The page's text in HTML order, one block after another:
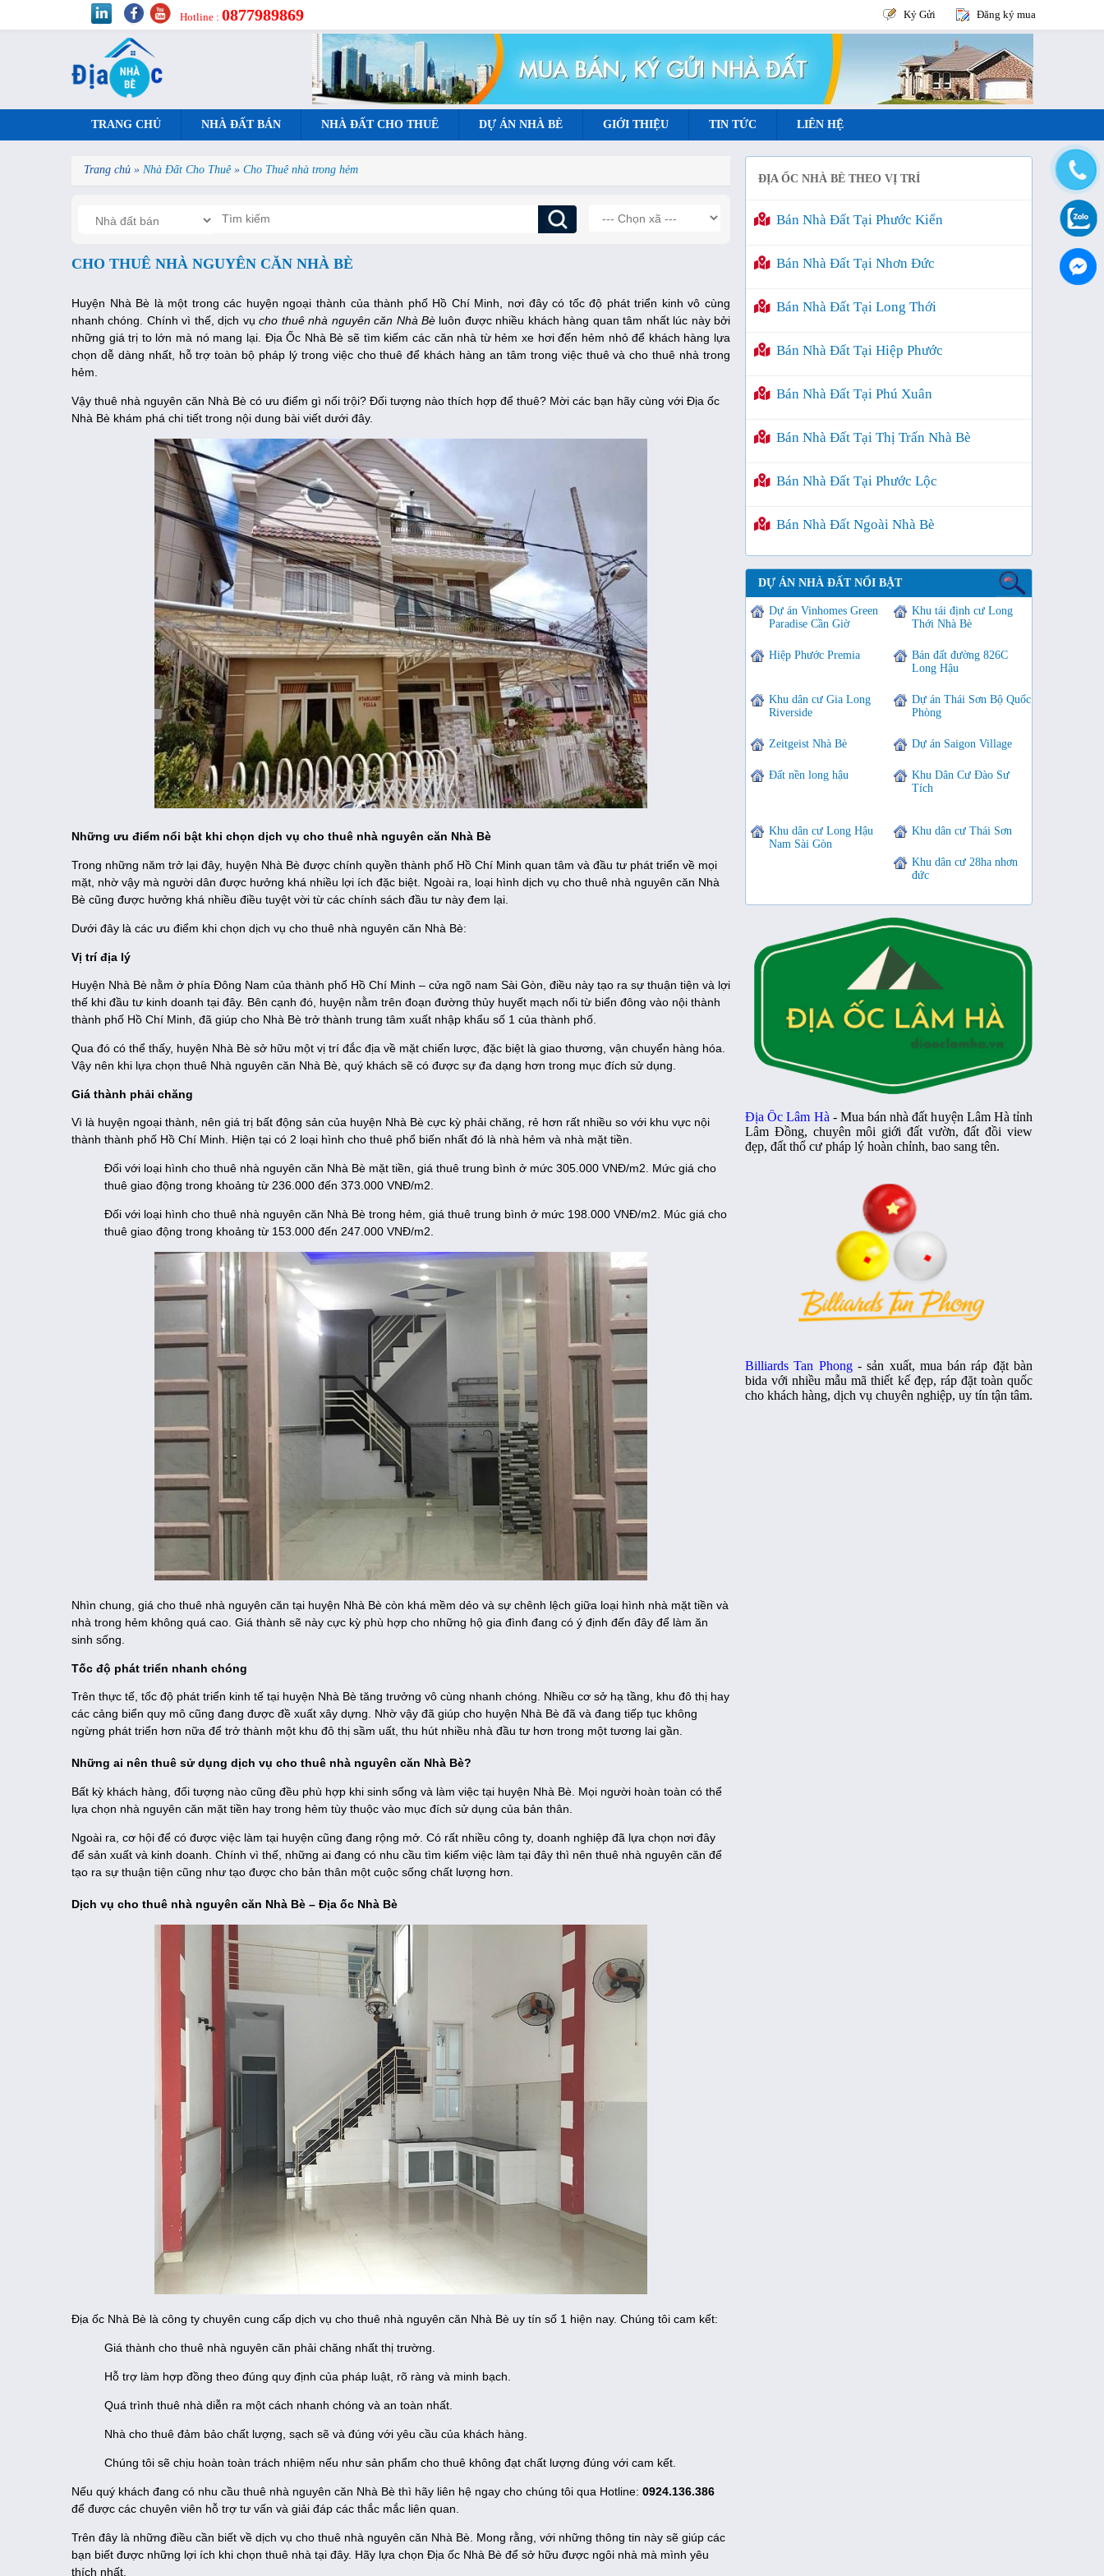
Hotline : 0877989869 Ký Gửi Đăng ký mua
TRANG CHỦ NHÀ ĐẤT BÁN NHÀ ĐẤT CHO THUÊ DỰ ÁN NHÀ BÈ GIỚI THIỆU TIN TỨC LIÊN HỆ
Trang chủ » Nhà Đất Cho Thuê » Cho Thuê nhà trong hẻm
CHO THUÊ NHÀ NGUYÊN CĂN NHÀ BÈ
Huyện Nhà Bè là một trong các huyện ngoại thành của thành phố Hồ Chí Minh, nơi đây có tốc độ phát triển kinh vô cùng
nhanh chóng. Chính vì thế, dịch vụcho thuê nhà nguyên căn Nhà Bèluôn được nhiều khách hàng quan tâm nhất lúc này bởi
những giá trị to lớn mà nó mang lại. Địa Ốc Nhà Bè sẽ tìm kiếm các căn nhà từ hẻm xe hơi đến hẻm nhỏ để khách hàng lựa
chọn dễ dàng nhất, hỗ trợ toàn bộ pháp lý trong việc cho thuê để khách hàng an tâm trong việc thuê và cho thuê nhà trong
hẻm.
Vậy thuê nhà nguyên căn Nhà Bè có ưu điểm gì nổi trội? Đối tượng nào thích hợp để thuê? Mời các bạn hãy cùng với Địa ốc
Nhà Bè khám phá chi tiết trong nội dung bài viết dưới đây.
Những ưu điểm nổi bật khi chọn dịch vụ cho thuê nhà nguyên căn Nhà Bè
Trong những năm trở lại đây, huyện Nhà Bè được chính quyền thành phố Hồ Chí Minh quan tâm và đầu tư phát triển về mọi
mặt, nhờ vậy mà người dân được hưởng khá nhiều lợi ích đặc biệt. Ngoài ra, loại hình dịch vụ cho thuê nhà nguyên căn Nhà
Bè cũng được hưởng khá nhiều điều tuyệt vời từ các chính sách đầu tư này đem lại.
Dưới đây là các ưu điểm khi chọn dịch vụ cho thuê nhà nguyên căn Nhà Bè:
Vị trí địa lý
Huyện Nhà Bè nằm ở phía Đông Nam của thành phố Hồ Chí Minh – cửa ngõ nam Sài Gòn, điều này tạo ra sự thuận tiện và lợi
thế khi đầu tư kinh doanh tại đây. Bên cạnh đó, huyện nằm trên đoạn đường thủy huyết mạch nối từ biển đông vào nội thành
thành phố Hồ Chí Minh, đã giúp cho Nhà Bè trở thành trung tâm xuất nhập khẩu số 1 của thành phố.
Qua đó có thể thấy, huyện Nhà Bè sở hữu một vị trí đắc địa về mặt chiến lược, đặc biệt là giao thương, vận chuyển hàng hóa.
Vậy nên khi lựa chọn thuê Nhà nguyên căn Nhà Bè, quý khách sẽ có được sự đa dạng hơn trong mục đích sử dụng.
Giá thành phải chăng
Vì là huyện ngoại thành, nên giá trị bất động sản của huyện Nhà Bè cực kỳ phải chăng, rẻ hơn rất nhiều so với khu vực nội
thành thành phố Hồ Chí Minh. Hiện tại có 2 loại hình cho thuê phổ biến nhất đó là nhà hẻm và nhà mặt tiền.
Đối với loại hình cho thuê nhà nguyên căn Nhà Bè mặt tiền, giá thuê trung bình ở mức 305.000 VNĐ/m2. Mức giá cho
thuê giao động trong khoảng từ 236.000 đến 373.000 VNĐ/m2.
Đối với loại hình cho thuê nhà nguyên căn Nhà Bè trong hẻm, giá thuê trung bình ở mức 198.000 VNĐ/m2. Múc giá cho
thuê giao động trong khoảng từ 153.000 đến 247.000 VNĐ/m2.
Nhìn chung, giá cho thuê nhà nguyên căn tại huyện Nhà Bè còn khá mềm dẻo và sự chênh lệch giữa loại hình nhà mặt tiền và
nhà trong hẻm không quá cao. Giá thành sẽ này cực kỳ phù hợp cho những hộ gia đình đang có ý định đến đây để làm ăn
sinh sống.
Tốc độ phát triển nhanh chóng
Trên thực tế, tốc độ phát triển kinh tế tại huyện Nhà Bè tăng trưởng vô cùng nhanh chóng. Nhiều cơ sở hạ tầng, khu đô thị hay
các cảng biển quy mô cũng đang được đề xuất xây dựng. Nhờ vậy đã giúp cho huyện Nhà Bè đã và đang tiếp tục không
ngừng phát triển hơn nữa để trở thành một khu đô thị sầm uất, thu hút nhiều nhà đầu tư hơn trong một tương lai gần.
Những ai nên thuê sử dụng dịch vụ cho thuê nhà nguyên căn Nhà Bè?
Bất kỳ khách hàng, đối tượng nào cũng đều phù hợp khi sinh sống và làm việc tại huyện Nhà Bè. Mọi người hoàn toàn có thể
lựa chọn nhà nguyên căn mặt tiền hay trong hẻm tùy thuộc vào mục đích sử dụng của bản thân.
Ngoài ra, cơ hội để có được việc làm tại huyện cũng đang rộng mở. Có rất nhiều công ty, doanh nghiệp đã lựa chọn nơi đây
để sản xuất và kinh doanh. Chính vì thế, những ai đang có nhu cầu tìm kiếm việc làm tại đây thì nên thuê nhà nguyên căn để
tạo ra sự thuận tiện cũng như tạo được cho bản thân một cuộc sống chất lượng hơn.
Dịch vụ cho thuê nhà nguyên căn Nhà Bè – Địa ốc Nhà Bè
Địa ốc Nhà Bè là công ty chuyên cung cấp dịch vụ cho thuê nhà nguyên căn Nhà Bè uy tín số 1 hiện nay. Chúng tôi cam kết:
Giá thành cho thuê nhà nguyên căn phải chăng nhất thị trường.
Hỗ trợ làm hợp đồng theo đúng quy định của pháp luật, rõ ràng và minh bạch.
Quá trình thuê nhà diễn ra một cách nhanh chóng và an toàn nhất.
Nhà cho thuê đảm bảo chất lượng, sạch sẽ và đúng với yêu cầu của khách hàng.
Chúng tôi sẽ chịu hoàn toàn trách nhiệm nếu như sản phẩm cho thuê không đạt chất lượng đúng với cam kết.
Nếu quý khách đang có nhu cầu thuê nhà nguyên căn Nhà Bè thì hãy liên hệ ngay cho chúng tôi qua Hotline: 0924.136.386
để được các chuyên viên hỗ trợ tư vấn và giải đáp các thắc mắc liên quan.
Trên đây là những điều cần biết về dịch vụ cho thuê nhà nguyên căn Nhà Bè. Mong rằng, với những thông tin này sẽ giúp các
bạn biết được những lợi ích khi chọn thuê nhà tại đây. Hãy lựa chọn Địa ốc Nhà Bè để sở hữu được ngôi nhà mà mình yêu
thích nhất.
ĐỊA ỐC NHÀ BÈ THEO VỊ TRÍ
Bán Nhà Đất Tại Phước Kiển
Bán Nhà Đất Tại Nhơn Đức
Bán Nhà Đất Tại Long Thới
Bán Nhà Đất Tại Hiệp Phước
Bán Nhà Đất Tại Phú Xuân
Bán Nhà Đất Tại Thị Trấn Nhà Bè
Bán Nhà Đất Tại Phước Lộc
Bán Nhà Đất Ngoài Nhà Bè
DỰ ÁN NHÀ ĐẤT NỔI BẬT
Dự án Vinhomes Green
Paradise Cần Giờ
Khu tái định cư Long
Thới Nhà Bè
Hiệp Phước Premia
Bán đất đường 826C
Long Hậu
Khu dân cư Gia Long
Riverside
Dự án Thái Sơn Bộ Quốc
Phòng
Zeitgeist Nhà Bè Dự án Saigon Village
Đất nền long hậu
Khu Dân Cư Đào Sư
Tích
Khu dân cư Long Hậu
Nam Sài Gòn
Khu dân cư Thái Sơn
Khu dân cư 28ha nhơn
đức
Địa Ốc Lâm Hà - Mua bán nhà đất huyện Lâm Hà tỉnh
Lâm Đồng, chuyên môi giới đất vườn, đất đồi view
đẹp, đất thổ cư pháp lý hoàn chỉnh, bao sang tên.
Billiards Tan Phong- sản xuất, mua bán ráp đặt bàn
bida với nhiều mẫu mã thiết kế đẹp, ráp đặt toàn quốc
cho khách hàng, dịch vụ chuyên nghiệp, uy tín tận tâm.